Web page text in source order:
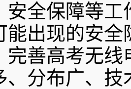
安全保障等
能出现的安全
完善高考无线
、分布广、